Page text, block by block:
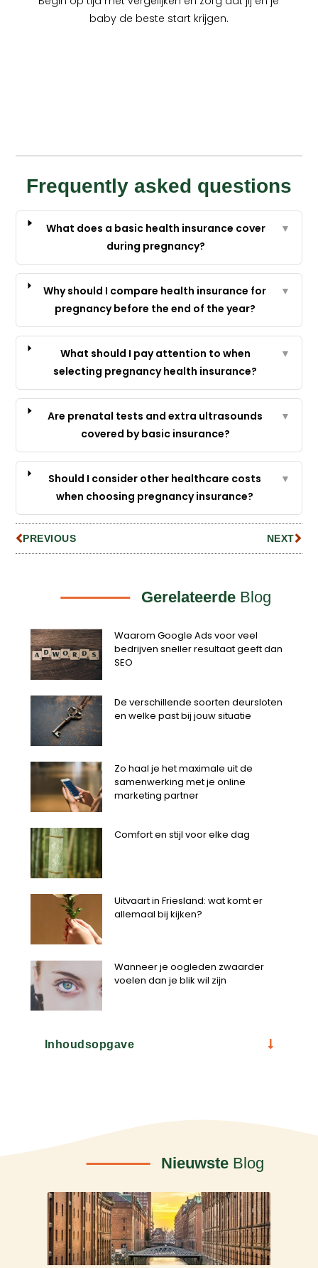
baby de beste start krijgen.
Frequently asked questions
What does a basic health insurance cover
during pregnancy?
▼
Why should I compare health insurance for
pregnancy before the end of the year?
▼
What should I pay attention to when
selecting pregnancy health insurance?
▼
Are prenatal tests and extra ultrasounds
covered by basic insurance?
▼
Should I consider other healthcare costs
when choosing pregnancy insurance?
▼
PREVIOUS NEXT
GerelateerdeBlog
Waarom Google Ads voor veel
bedrijven sneller resultaat geeft dan
SEO
De verschillende soorten deursloten
en welke past bij jouw situatie
Zo haal je het maximale uit de
samenwerking met je online
marketing partner
Comfort en stijl voor elke dag
Uitvaart in Friesland: wat komt er
allemaal bij kijken?
Wanneer je oogleden zwaarder
voelen dan je blik wil zijn
Inhoudsopgave
Nieuwste Blog